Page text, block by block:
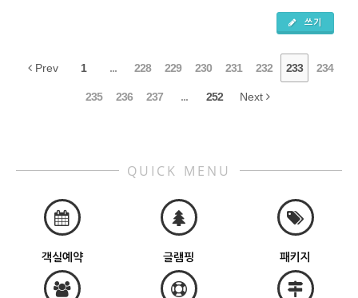
쓰기
Prev 1 ... 228 229 230 231 232 233 234
235 236 237 ... 252 Next
QUICK MENU
객실예약 글램핑 패키지